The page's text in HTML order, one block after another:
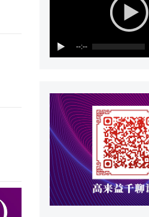
--:--